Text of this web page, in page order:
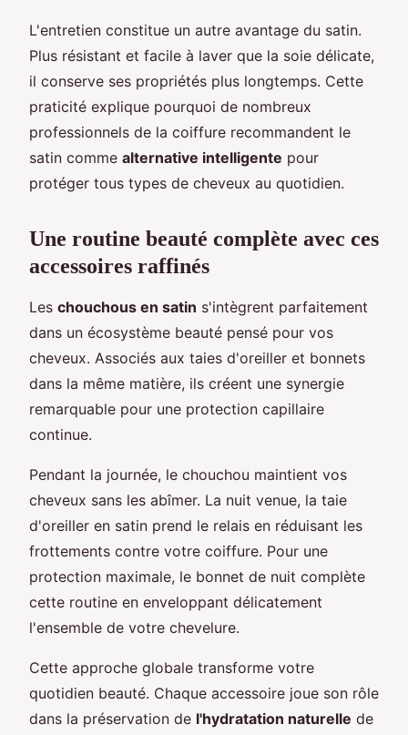
L'entretien constitue un autre avantage du satin.
Plus résistant et facile à laver que la soie délicate,
il conserve ses propriétés plus longtemps. Cette
praticité explique pourquoi de nombreux
professionnels de la coiffure recommandent le
satin comme alternative intelligente pour
protéger tous types de cheveux au quotidien.
Une routine beauté complète avec ces
accessoires raffinés
Les chouchous en satin s'intègrent parfaitement
dans un écosystème beauté pensé pour vos
cheveux. Associés aux taies d'oreiller et bonnets
dans la même matière, ils créent une synergie
remarquable pour une protection capillaire
continue.
Pendant la journée, le chouchou maintient vos
cheveux sans les abîmer. La nuit venue, la taie
d'oreiller en satin prend le relais en réduisant les
frottements contre votre coiffure. Pour une
protection maximale, le bonnet de nuit complète
cette routine en enveloppant délicatement
l'ensemble de votre chevelure.
Cette approche globale transforme votre
quotidien beauté. Chaque accessoire joue son rôle
dans la préservation de l'hydratation naturelle de